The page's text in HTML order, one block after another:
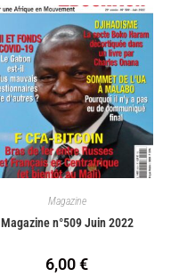
Magazine
Magazine n°509 Juin 2022
6,00€